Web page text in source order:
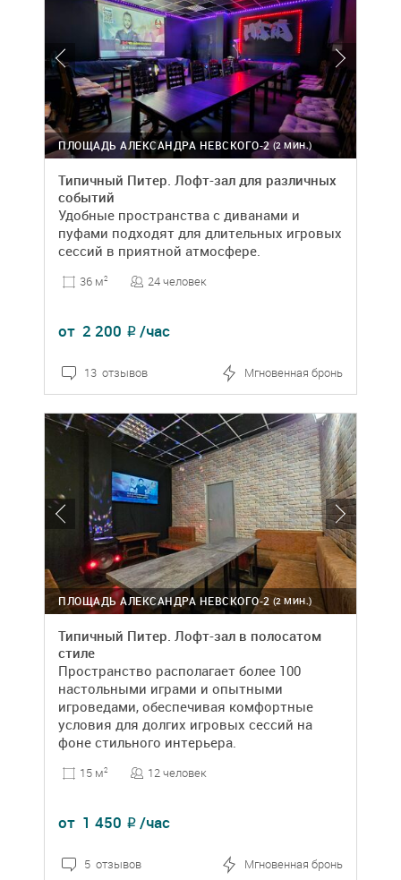
(2 МИН.)
ПЛОЩАДЬ АЛЕКСАНДРА НЕВСКОГО-2
Типичный Питер. Лофт-зал для различных
событий
Удобные пространства с диванами и
пуфами подходят для длительных игровых
сессий в приятной атмосфере.
36 м2 24 человек
от 2 200 ₽ /час
13 отзывов Мгновенная бронь
(2 МИН.)
ПЛОЩАДЬ АЛЕКСАНДРА НЕВСКОГО-2
Типичный Питер. Лофт-зал в полосатом
стиле
Пространство располагает более 100
настольными играми и опытными
игроведами, обеспечивая комфортные
условия для долгих игровых сессий на
фоне стильного интерьера.
15 м2 12 человек
от 1 450 ₽ /час
5 отзывов Мгновенная бронь